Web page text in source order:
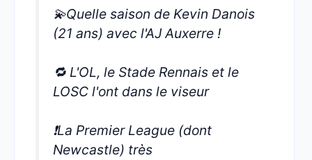
💫Quelle saison de Kevin Danois
(21 ans) avec l'AJ Auxerre !
🔁 L'OL, le Stade Rennais et le
LOSC l'ont dans le viseur
❗️La Premier League (dont
Newcastle) très